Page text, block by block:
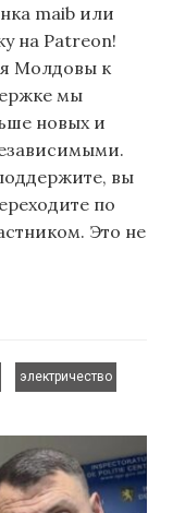
maib или
на Patreon!
Молдовы к
мы
новых и
вы
по
Это не
электричество